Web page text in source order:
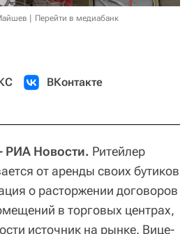
Перейти в медиабанк
ВКонтакте
Новости. Ритейлер
от аренды своих бутиков
о расторжении договоров
в торговых центрах,
источник на рынке. Вице-